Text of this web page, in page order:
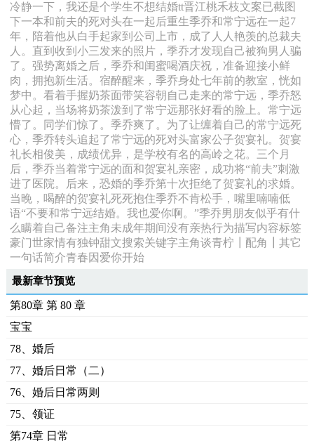
冷静一下，我还是个学生不想结婚tt晋江桃禾枝文案已截图
下一本和前夫的死对头在一起后重生季乔和常宁远在一起7
年，陪着他从白手起家到公司上市，成了人人艳羡的总裁夫
人。直到收到小三发来的照片，季乔才发现自己被狗男人骗
了。强势离婚之后，季乔和闺蜜喝酒庆祝，准备迎接小鲜
肉，拥抱新生活。宿醉醒来，季乔身处七年前的教室，恍如
梦中。看着手握奶茶面带笑容朝自己走来的常宁远，季乔怒
从心起，当场将奶茶泼到了常宁远那张好看的脸上。常宁远
懵了。同学们惊了。季乔爽了。为了让缠着自己的常宁远死
心，季乔转头追起了常宁远的死对头富家公子贺宴礼。贺宴
礼长相俊美，成绩优异，是学校有名的高岭之花。三个月
后，季乔当着常宁远的面和贺宴礼亲密，成功将“前夫”刺激
进了医院。后来，恐婚的季乔第十次拒绝了贺宴礼的求婚。
当晚，喝醉的贺宴礼死死抱住季乔不肯松手，嘴里喃喃低
语“不要和常宁远结婚。我也爱你啊。”季乔男朋友似乎有什
么瞒着自己备注主角未成年期间没有亲热行为描写内容标签
豪门世家情有独钟甜文搜索关键字主角谈青柠┃配角┃其它
一句话简介青春因爱你开始
最新章节预览
第80章 第 80 章
宝宝
78、婚后
77、婚后日常（二）
76、婚后日常两则
75、领证
第74章 日常